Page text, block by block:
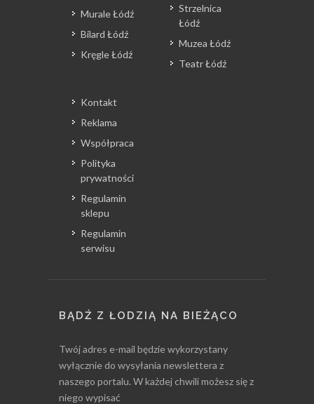
Murale Łódź
Bilard Łódź
Kręgle Łódź
Strzelnica
Łódź
Muzea Łódź
Teatr Łódź
Kontakt
Reklama
Współpraca
Polityka
prywatności
Regulamin
sklepu
Regulamin
serwisu
BĄDŹ Z ŁODZIĄ NA BIEŻĄCO
Twój adres e-mail będzie wykorzystany
wyłącznie do wysyłania newslettera z
naszego portalu. W każdej chwili możesz się z
niego wypisać